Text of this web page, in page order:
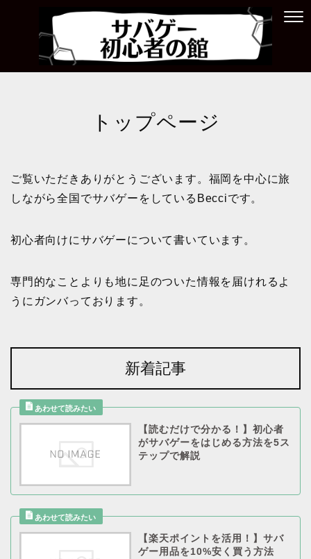
トップページ
ご覧いただきありがとうございます。福岡を中心に旅
しながら全国でサバゲーをしているBecciです。
初心者向けにサバゲーについて書いています。
専門的なことよりも地に足のついた情報を届けれるよ
うにガンバっております。
新着記事
【読むだけで分かる！】初心者
がサバゲーをはじめる方法を5ス
テップで解説
【楽天ポイントを活用！】サバ
ゲー用品を10%安く買う方法